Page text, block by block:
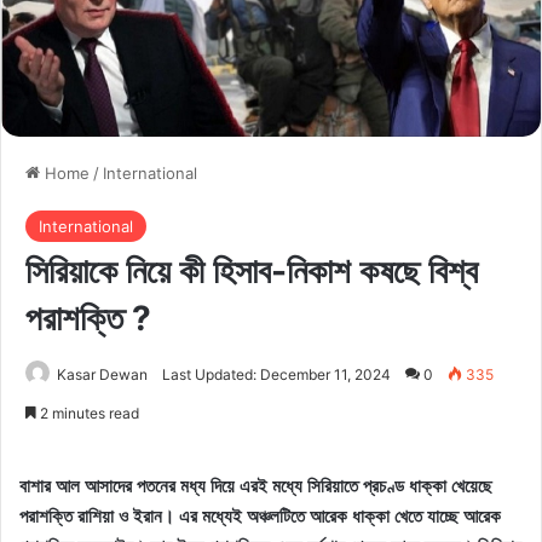
Home / International
International
সিরিয়াকে নিয়ে কী হিসাব-নিকাশ কষছে বিশ্ব
পরাশক্তি ?
Kasar Dewan Last Updated: December 11, 2024 0 335
2 minutes read
বাশার আল আসাদের পতনের মধ্য দিয়ে এরই মধ্যে সিরিয়াতে প্রচণ্ড ধাক্কা খেয়েছে
পরাশক্তি রাশিয়া ও ইরান। এর মধ্যেই অঞ্চলটিতে আরেক ধাক্কা খেতে যাচ্ছে আরেক